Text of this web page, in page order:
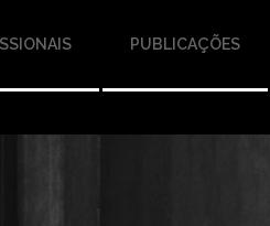
PUBLICAÇÕES